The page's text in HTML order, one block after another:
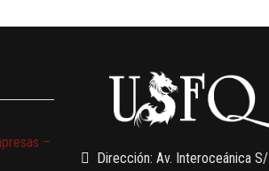
–
Dirección: Av. Interoceánica